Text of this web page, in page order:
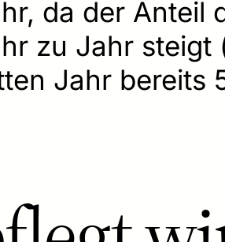
da der Anteil
zu Jahr steigt
Jahr bereits